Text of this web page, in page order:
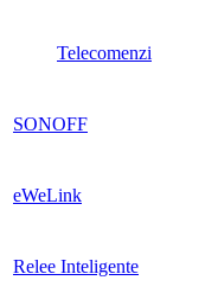
Telecomenzi
SONOFF
eWeLink
Relee Inteligente